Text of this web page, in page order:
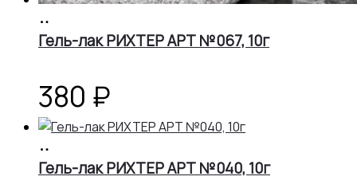
корзину
Гель-лак РИХТЕР АРТ №067, 10г
380 ₽
корзину
Гель-лак РИХТЕР АРТ №040, 10г